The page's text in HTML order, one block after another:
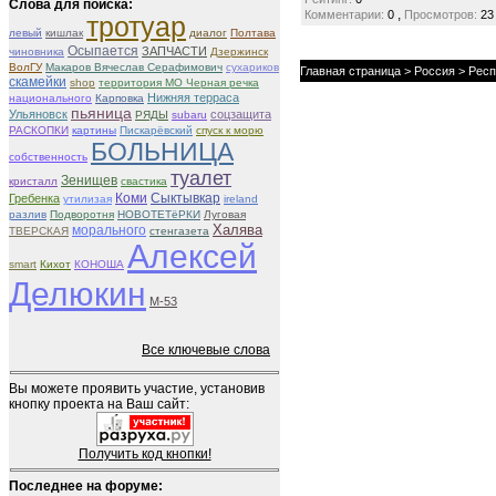
Слова для поиска:
левый кишлак тротуар диалог Полтава
чиновника Осыпается ЗАПЧАСТИ Дзержинск
ВолГУ Макаров Вячеслав Серафимович сухариков
скамейки shop территория МО Черная речка
национального Карповка Нижняя терраса
Ульяновск пьяница РЯДЫ subaru соцзащита
РАСКОПКИ картины Пискарёвский спуск к морю
собственность БОЛЬНИЦА
кристалл Зенищев свастика туалет
Гребенка утилизая Коми Сыктывкар ireland
разлив Подворотня НОВОТЕТёРКИ Луговая
ТВЕРСКАЯ морального стенгазета Халява
smart Кихот КОНОША Алексей
Делюкин М-53
Все ключевые слова
Вы можете проявить участие, установив
кнопку проекта на Ваш сайт:
Получить код кнопки!
Последнее на форуме:
Комментарии: 0 , Просмотров: 23
Главная страница > Россия >